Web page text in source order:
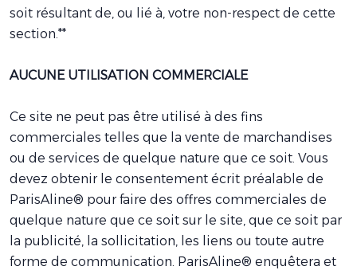
soit résultant de, ou lié à, votre non-respect de cette
section.**
AUCUNE UTILISATION COMMERCIALE
Ce site ne peut pas être utilisé à des fins
commerciales telles que la vente de marchandises
ou de services de quelque nature que ce soit. Vous
devez obtenir le consentement écrit préalable de
ParisAline® pour faire des offres commerciales de
quelque nature que ce soit sur le site, que ce soit par
la publicité, la sollicitation, les liens ou toute autre
forme de communication. ParisAline® enquêtera et